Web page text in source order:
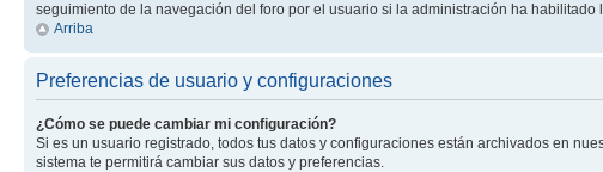
seguimiento de la navegación del foro por el usuario si la administración ha
Arriba
Preferencias de usuario y configuraciones
¿Cómo se puede cambiar mi configuración?
Si es un usuario registrado, todos tus datos y configuraciones están archivados en
sistema te permitirá cambiar sus datos y preferencias.